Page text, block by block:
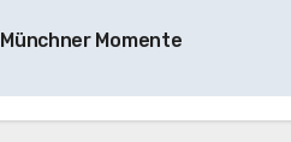
Münchner Momente